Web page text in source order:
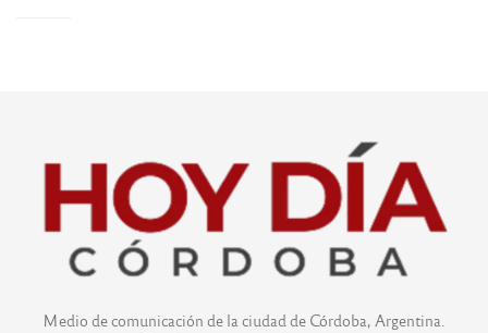
Medio de comunicación de la ciudad de Córdoba, Argentina.